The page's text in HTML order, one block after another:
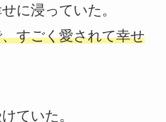
に浸っていた。
すごく愛されて幸せ
ていた。